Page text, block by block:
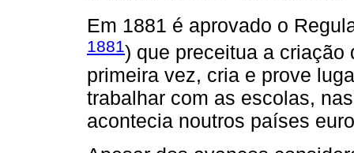
Em 1881 é aprovado o
1881) que preceitua a
primeira vez, cria e prove
trabalhar com as escolas,
acontecia noutros países